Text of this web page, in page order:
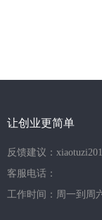
让创业更简单
反馈建议：
客服电话：
工作时间：周一到周